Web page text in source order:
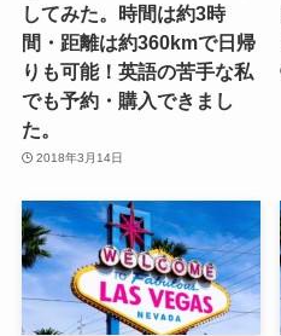
してみた。時間は約3時
間・距離は約360kmで日帰
りも可能！英語の苦手な私
でも予約・購入できまし
た。
2018年3月14日